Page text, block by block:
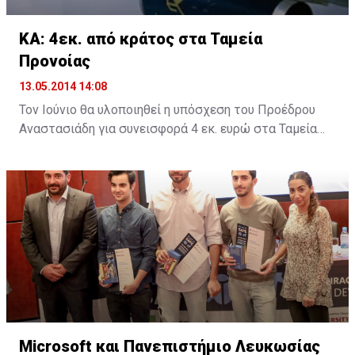
ΚΑ: 4εκ. από κράτος στα Ταμεία
Προνοίας
13.05.2014 14:08
Τον Ιούνιο θα υλοποιηθεί η υπόσχεση του Προέδρου
Αναστασιάδη για συνεισφορά 4 εκ. ευρώ στα Ταμεία
που έδωσε ο Πρόεδρος σε συνάντησή του με την
Εκτελεστική Επιτροπή της ΣΕΚ.
Σε δηλώσεις του μετά τη συνάντηση στο Προεδρικό, ο
Γενικός Γραμματέας της ΣΕΚ Νίκος Μωϋσέως ανέφερε
ότι «έχουμε καταθέσει σημαντικά θέματα που
αφορούν τους εργαζόμενους σήμερα, όπως είναι οι
απόψεις μας για την αντιμετώπιση της ανεργίας, το
θέμα του ΓεΣΥ, τα προβλήματα των ταμείων προνοίας,
Microsoft και Πανεπιστήμιο Λευκωσίας